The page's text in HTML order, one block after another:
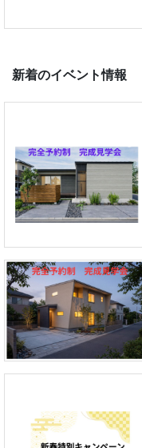
家づくりこぼれ話！
新着のイベント情報